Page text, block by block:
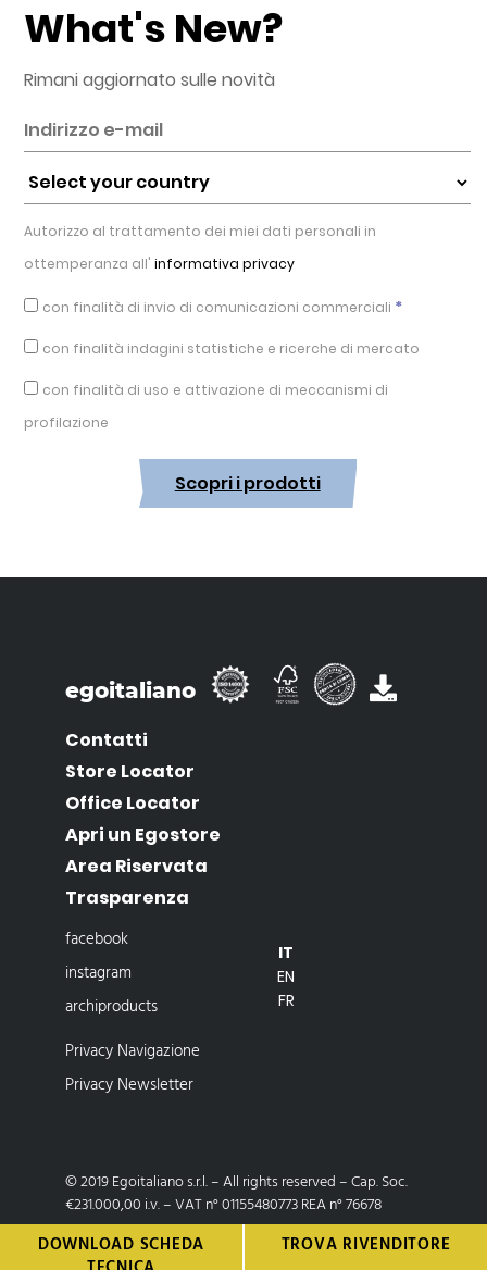
DOWNLOAD SCHEDA
TROVA RIVENDITORE
What's New?
Rimani aggiornato sulle novità
Autorizzo al trattamento dei miei dati personali in
ottemperanza all' informativa privacy
con finalità di invio di comunicazioni commerciali *
con finalità indagini statistiche e ricerche di mercato
con finalità di uso e attivazione di meccanismi di
profilazione
Scopri i prodotti
egoitaliano
Contatti
Store Locator
Office Locator
Apri un Egostore
Area Riservata
Trasparenza
facebook
instagram
archiproducts
Privacy Navigazione
Privacy Newsletter
IT
EN
FR
© 2019 Egoitaliano s.r.l. – All rights reserved – Cap. Soc.
€231.000,00 i.v. – VAT n° 01155480773 REA n° 76678
Developed by egoitaliano